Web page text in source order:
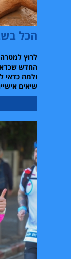
הכל
לרוץ
החדש
ולמה כדאי
שיאים